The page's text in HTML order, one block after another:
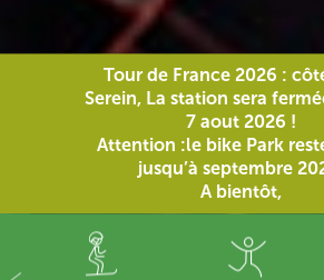
Tour de France 2026 :
Serein, La station sera
7 aout 2026 !
Attention :le bike Park
jusqu’à septembre
A bientôt,